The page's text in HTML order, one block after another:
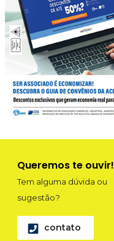
Queremos te ouvir!
Tem alguma dúvida ou
sugestão?
contato